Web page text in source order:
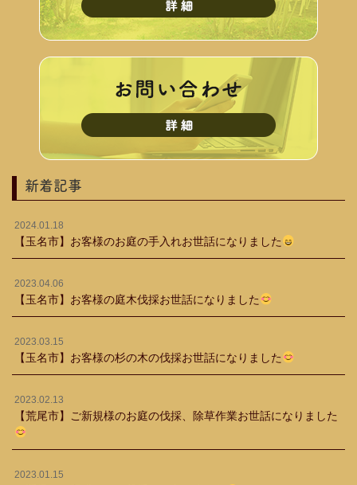
新着記事
2024.01.18
【玉名市】お客様のお庭の手入れお世話になりました
2023.04.06
【玉名市】お客様の庭木伐採お世話になりました
2023.03.15
【玉名市】お客様の杉の木の伐採お世話になりました
2023.02.13
【荒尾市】ご新規様のお庭の伐採、除草作業お世話になりました
2023.01.15